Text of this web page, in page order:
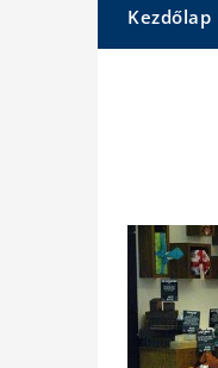
Kezdőlap